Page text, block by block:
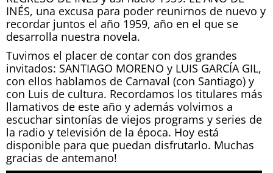
INÉS, una excusa para poder reunirnos de nuevo y
recordar juntos el año 1959, año en el que se
desarrolla nuestra novela.
Tuvimos el placer de contar con dos grandes
invitados: SANTIAGO MORENO y LUIS GARCÍA GIL,
con ellos hablamos de Carnaval (con Santiago) y
con Luis de cultura. Recordamos los titulares más
llamativos de este año y además volvimos a
escuchar sintonías de viejos programs y series de
la radio y televisión de la época. Hoy está
disponible para que puedan disfrutarlo. Muchas
gracias de antemano!